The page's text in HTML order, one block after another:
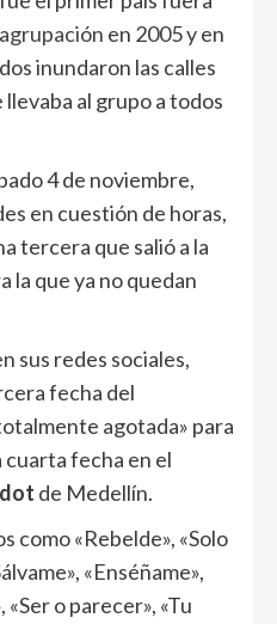
agrupación en 2005 y en
inundaron las calles
al grupo a todos
4 de noviembre,
en cuestión de horas,
tercera que salió a la
la que ya no quedan
sus redes sociales,
fecha del
agotada» para
cuarta fecha en el
de Medellín.
como «Rebelde», «Solo
«Enséñame»,
«Ser o parecer», «Tu